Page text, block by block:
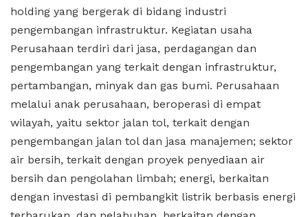
holding yang bergerak di bidang industri
pengembangan infrastruktur. Kegiatan usaha
Perusahaan terdiri dari jasa, perdagangan dan
pengembangan yang terkait dengan infrastruktur,
pertambangan, minyak dan gas bumi. Perusahaan
melalui anak perusahaan, beroperasi di empat
wilayah, yaitu sektor jalan tol, terkait dengan
pengembangan jalan tol dan jasa manajemen; sektor
air bersih, terkait dengan proyek penyediaan air
bersih dan pengolahan limbah; energi, berkaitan
dengan investasi di pembangkit listrik berbasis energi